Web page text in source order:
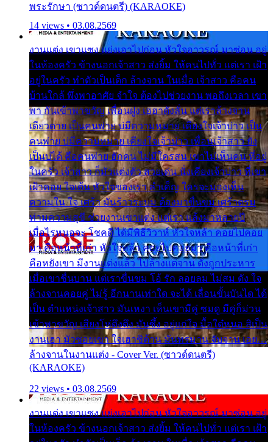
พระรักษา (ซาวด์ดนตรี) (KARAOKE)
14 views • 03.08.2569
งานแต่ง เขาแซง แย่งเอาไปก่อน หัวใจอาวรณ์ มาซ่อน อยู่
ในห้องครัว ข้างนอกเจ้าสาว ส่งยิ้ม ให้คนไปทั่ว แต่เรา เฝ้า
อยู่ในครัว ทำตัวเป็นเด็ก ล้างจาน ในเมื่อ เจ้าสาว คือคน
บ้านใกล้ พึ่งพาอาศัย จำใจ ต้องไปช่วยงาน พอถึงเวลา เขา
พา กันเข้าพาขวัญ เพื่อนฝูง เฮฮาดังลั่น แต่เราล้างจาน
เดียวดาย เป็นคนพ่าย บ่มีความหมาย เคียงใจเจ้าบ่าว เป็น
คนพ่าย บ่มีความหมาย เคียงใจเจ้าบ่าว เพื่อนเจ้าสาว ยัง
เป็นบ่ได้ คือคนพ่าย ฮักคน ไม่มีใครสน เขาไม่เห็นคน ที่อยู่
ในครัว เจ้าสาว ก็มัวแต่งตัว สวยเด่น นั่งเคียงเจ้าบ่าว ที่เขา
เฝ้าคอย ใจเต้น หัวใจของเรา ลำเค็ญ ใครจะมองเห็น
ความใน ใจ เศร้า มันร้าวระบม ต้องมาขื่นขม เศร้าตรม
ท่ามความสุขี ช่วยงานเขาแต่ง แต่เรา แล้งมาหลายปี
เมื่อไรหนอจะ โชคดี ได้มีพิธีวิวาห์ หัวใจหล้า คอยไปคอย
มา คือหน้าที่เก่า หัวใจหล้า คอยไปคอยมา คือหน้าที่เก่า
คือหยังเขา มีงานแต่งแล้ว ไปล้างแต่จาน ดั่งถูกประหาร
เมื่อเขาชื่นบาน แต่เราขื่นขม โอ้ รัก ลอยลม ไม่สม ดัง ใจ
ล้างจานคอยคู่ ไม่รู้ อีกนานเท่าใด จะได้ เลื่อนขั้นบันได ได้
เป็น ตำแหน่งเจ้าสาว มันเหงา เห็นเขามีคู่ ซมดู มีคู่ก็ม่วน
เข้าพาขวัญ เสียงโห่ตึงตึง มันซึ้ง อยู่แก่ใจ มื้อใด๋หนอ สิเป็น
งานเฮา มัวซอยเขา ใจเฮาซิด้าน มันทรมาน จับจาน เอย…
ล้างจานในงานแต่ง - Cover Ver. (ซาวด์ดนตรี)
(KARAOKE)
22 views • 03.08.2569
งานแต่ง เขาแซง แย่งเอาไปก่อน หัวใจอาวรณ์ มาซ่อน อยู่
ในห้องครัว ข้างนอกเจ้าสาว ส่งยิ้ม ให้คนไปทั่ว แต่เรา เฝ้า